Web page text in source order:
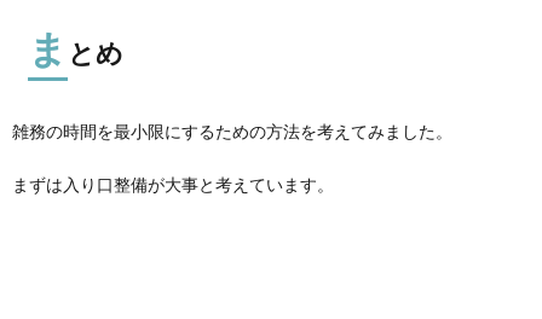
ま とめ
雑務の時間を最小限にするための方法を考えてみました。
まずは入り口整備が大事と考えています。